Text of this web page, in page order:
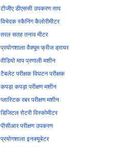
टीजीए डीएससी उपकरण ताप
विभेदक स्कैनिंग कैलोरीमीटर
तरल सतह तनाव मीटर
प्रयोगशाला वैक्यूम फ्रीज ड्रायर
वीडियो माप प्रणाली मशीन
टैबलेट परीक्षक विघटन परीक्षक
कपड़ा कपड़ा परीक्षण मशीन
प्लास्टिक रबर परीक्षण मशीन
डिजिटल रोटरी विस्कोमीटर
पीसीआर परीक्षण उपकरण
प्रयोगशाला इनक्यूबेटर